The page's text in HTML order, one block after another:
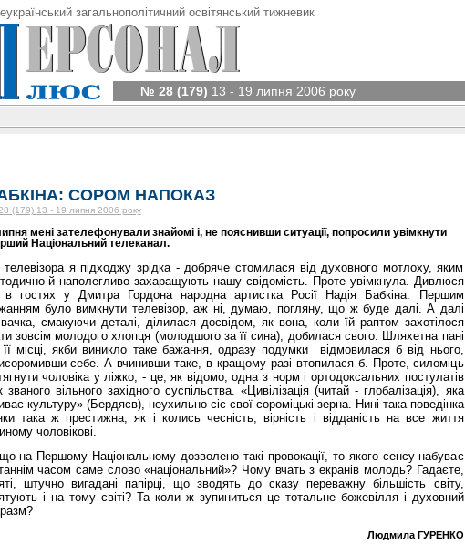
загальнополітичний освітянський тижневик
№ 28 (179) 13 - 19 липня 2006 року
СОРОМ НАПОКАЗ
(179) 13 - 19 липня 2006 року
мені зателефонували знайомі і, не пояснивши ситуації, попросили увімкнути
Національний телеканал.
телевізора я підходжу зрідка - добряче стомилася від духовного мотлоху, яким
й наполегливо захаращують нашу свідомість. Проте увімкнула. Дивлюся
гостях у Дмитра Гордона народна артистка Росії Надія Бабкіна. Першим
було вимкнути телевізор, аж ні, думаю, погляну, що ж буде далі. А далі
смакуючи деталі, ділилася досвідом, як вона, коли їй раптом захотілося
зовсім молодого хлопця (молодшого за її сина), добилася свого. Шляхетна пані
місці, якби виникло таке бажання, одразу подумки відмовилася б від нього,
себе. А вчинивши таке, в кращому разі втопилася б. Проте, силоміць
чоловіка у ліжко, - це, як відомо, одна з норм і ортодоксальних постулатів
званого вільного західного суспільства. «Цивілізація (читай - глобалізація), яка
культуру» (Бердяєв), неухильно сіє свої сороміцькі зерна. Нині така поведінка
така ж престижна, як і колись чесність, вірність і відданість на все життя
чоловікові.
на Першому Національному дозволено такі провокації, то якого сенсу набуває
часом саме слово «національний»? Чому вчать з екранів молодь? Гадаєте,
штучно вигадані папірці, що зводять до сказу переважну більшість світу,
і на тому світі? Та коли ж зупиниться це тотальне божевілля і духовний
Людмила ГУРЕНКО